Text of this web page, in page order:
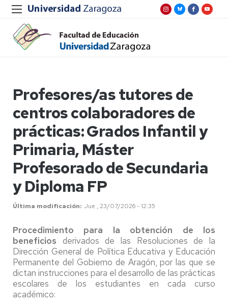
Profesores/as tutores de
centros colaboradores de
prácticas: Grados Infantil y
Primaria, Máster
Profesorado de Secundaria
y Diploma FP
Última modificación Jue , 23/07/2026 - 12:35
Procedimiento para la obtención de los
beneficios derivados de las Resoluciones de la
Dirección General de Política Educativa y Educación
Permanente del Gobierno de Aragón, por las que se
dictan instrucciones para el desarrollo de las prácticas
escolares de los estudiantes en cada curso
académico: